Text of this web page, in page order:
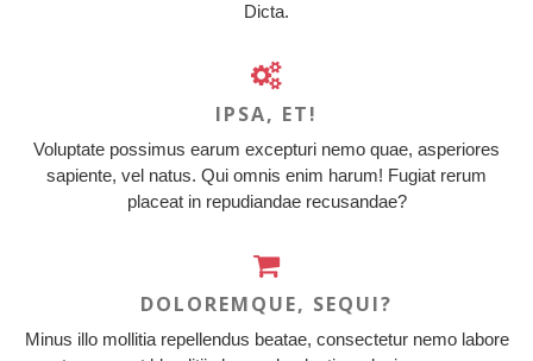
Dicta.
IPSA, ET!
Voluptate possimus earum excepturi nemo quae, asperiores
sapiente, vel natus. Qui omnis enim harum! Fugiat rerum
placeat in repudiandae recusandae?
DOLOREMQUE, SEQUI?
Minus illo mollitia repellendus beatae, consectetur nemo labore